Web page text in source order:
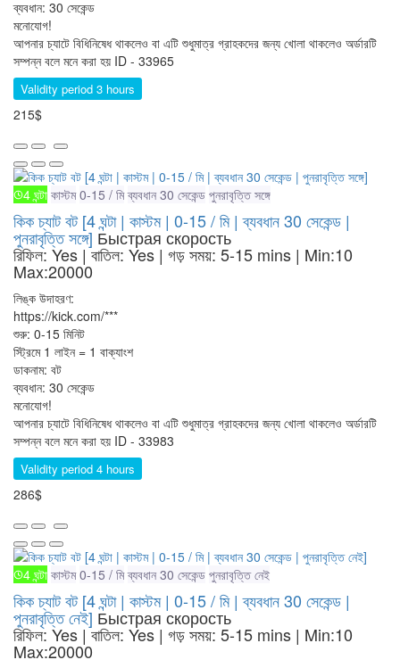
ব্যবধান: 30 সেকেন্ড
মনোযোগ!
আপনার চ্যাটে বিধিনিষেধ থাকলেও বা এটি শুধুমাত্র গ্রাহকদের জন্য খোলা থাকলেও অর্ডারটি
সম্পন্ন বলে মনে করা হয় ID - 33965
Validity period 3 hours
215$
4 ঘন্টা কাস্টম 0-15 / মি ব্যবধান 30 সেকেন্ড পুনরাবৃত্তি সঙ্গে
কিক চ্যাট বট [4 ঘন্টা | কাস্টম | 0-15 / মি | ব্যবধান 30 সেকেন্ড |
পুনরাবৃত্তি সঙ্গে] Быстрая скорость
রিফিল: Yes | বাতিল: Yes | গড় সময়: 5-15 mins | Min:10
Max:20000
লিঙ্ক উদাহরণ:
https://kick.com/***
শুরু: 0-15 মিনিট
স্ট্রিমে 1 লাইন = 1 বাক্যাংশ
ডাকনাম: বট
ব্যবধান: 30 সেকেন্ড
মনোযোগ!
আপনার চ্যাটে বিধিনিষেধ থাকলেও বা এটি শুধুমাত্র গ্রাহকদের জন্য খোলা থাকলেও অর্ডারটি
সম্পন্ন বলে মনে করা হয় ID - 33983
Validity period 4 hours
286$
4 ঘন্টা কাস্টম 0-15 / মি ব্যবধান 30 সেকেন্ড পুনরাবৃত্তি নেই
কিক চ্যাট বট [4 ঘন্টা | কাস্টম | 0-15 / মি | ব্যবধান 30 সেকেন্ড |
পুনরাবৃত্তি নেই] Быстрая скорость
রিফিল: Yes | বাতিল: Yes | গড় সময়: 5-15 mins | Min:10
Max:20000